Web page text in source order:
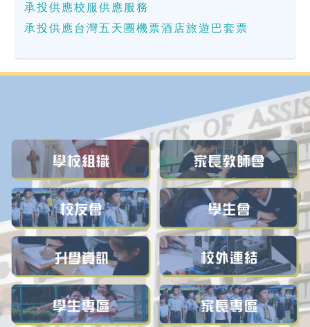
承投供應校服供應服務
承投供應台灣五天團機票酒店旅遊巴套票